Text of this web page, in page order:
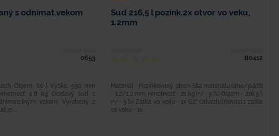
s odnímat.vekom
0653
Objem: 60 l Výška: 590 mm
4,8 kg Oceľový sud s
vekom. Vyrobený z
je...
Sud 216,5 l pozink.2x otvor vo veku,
1,2mm
B0412
Materiál - Pozinkovaný plech Sila materiálu (dno/plášť)
- 1,2/1,2 mm Hmotnosť - 21 kg (+/- 3 %) Objem - 216,5 l
(+/- 3 %) Zátka vo veku - 1x G2“ Odvzdušňovacia zátka
vo veku - 1x...